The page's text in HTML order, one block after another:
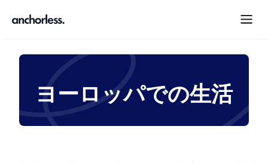
ヨーロッパでの生活